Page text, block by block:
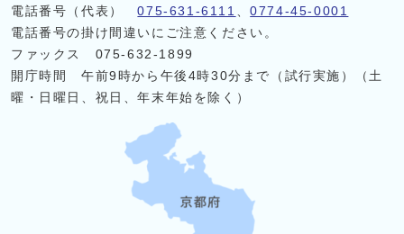
電話番号（代表）075-631-6111 、0774-45-0001
電話番号の掛け間違いにご注意ください。
ファックス 075-632-1899
開庁時間 午前9時から午後4時30分まで（試行実施）（土
曜・日曜日、祝日、年末年始を除く）